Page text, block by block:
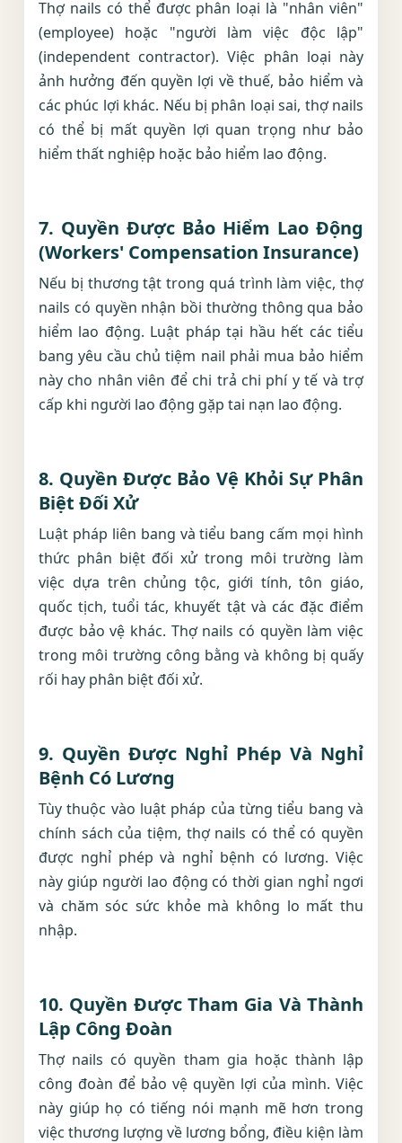
Thợ nails có thể được phân loại là "nhân viên"
(employee) hoặc "người làm việc độc lập"
(independent contractor). Việc phân loại này
ảnh hưởng đến quyền lợi về thuế, bảo hiểm và
các phúc lợi khác. Nếu bị phân loại sai, thợ nails
có thể bị mất quyền lợi quan trọng như bảo
hiểm thất nghiệp hoặc bảo hiểm lao động.
7. Quyền Được Bảo Hiểm Lao Động
(Workers' Compensation Insurance)
Nếu bị thương tật trong quá trình làm việc, thợ
nails có quyền nhận bồi thường thông qua bảo
hiểm lao động. Luật pháp tại hầu hết các tiểu
bang yêu cầu chủ tiệm nail phải mua bảo hiểm
này cho nhân viên để chi trả chi phí y tế và trợ
cấp khi người lao động gặp tai nạn lao động.
8. Quyền Được Bảo Vệ Khỏi Sự Phân
Biệt Đối Xử
Luật pháp liên bang và tiểu bang cấm mọi hình
thức phân biệt đối xử trong môi trường làm
việc dựa trên chủng tộc, giới tính, tôn giáo,
quốc tịch, tuổi tác, khuyết tật và các đặc điểm
được bảo vệ khác. Thợ nails có quyền làm việc
trong môi trường công bằng và không bị quấy
rối hay phân biệt đối xử.
9. Quyền Được Nghỉ Phép Và Nghỉ
Bệnh Có Lương
Tùy thuộc vào luật pháp của từng tiểu bang và
chính sách của tiệm, thợ nails có thể có quyền
được nghỉ phép và nghỉ bệnh có lương. Việc
này giúp người lao động có thời gian nghỉ ngơi
và chăm sóc sức khỏe mà không lo mất thu
nhập.
10. Quyền Được Tham Gia Và Thành
Lập Công Đoàn
Thợ nails có quyền tham gia hoặc thành lập
công đoàn để bảo vệ quyền lợi của mình. Việc
này giúp họ có tiếng nói mạnh mẽ hơn trong
việc thương lượng về lương bổng, điều kiện làm